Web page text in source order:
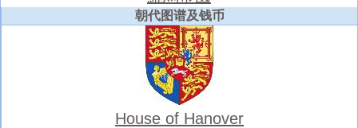
朝代图谱及钱币
House of Hanover